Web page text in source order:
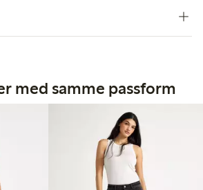
med samme passform